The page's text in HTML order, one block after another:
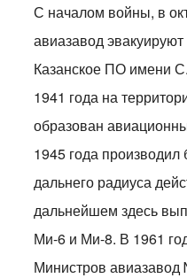
С началом войны, в
авиазавод
Казанское ПО имени
1941 года на
образован
1945 года
дальнего радиуса
дальнейшем здесь
Ми-6 и Ми-8. В 1961
Министров